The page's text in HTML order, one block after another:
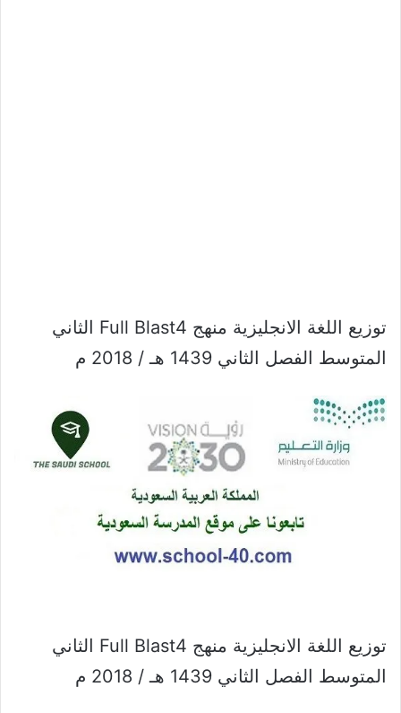
توزيع اللغة الانجليزية منهج Full Blast4 الثاني
المتوسط الفصل الثاني 1439 هـ / 2018 م
توزيع اللغة الانجليزية منهج Full Blast4 الثاني
المتوسط الفصل الثاني 1439 هـ / 2018 م